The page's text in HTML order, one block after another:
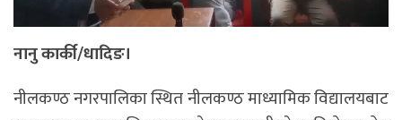
नानु कार्की/धादिङ।
नीलकण्ठ नगरपालिका स्थित नीलकण्ठ माध्यामिक विद्यालयबाट